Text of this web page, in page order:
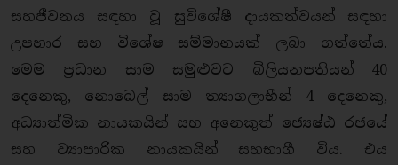
සහජීවනය සඳහා වූ සුවිශේෂී දායකත්වයන් සඳහා
උපහාර සහ විශේෂ සම්මානයක් ලබා ගත්තේය.
මෙම ප්‍රධාන සාම සමුළුවට බිලියනපතියන් 40
දෙනෙකු, නොබෙල් සාම ත්‍යාගලාභීන් 4 දෙනෙකු,
අධ්‍යාත්මික නායකයින් සහ අනෙකුත් ජ්‍යෙෂ්ඨ රජයේ
සහ ව්‍යාපාරික නායකයින් සහභාගී විය. එය